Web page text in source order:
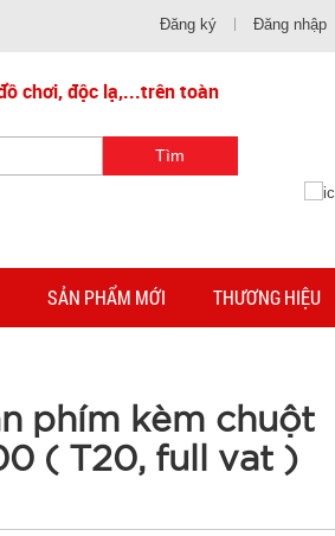
Đăng ký Đăng nhập
chơi, độc lạ,...trên toàn
SẢN PHẨM MỚI THƯƠNG HIỆU
phím kèm chuột
( T20, full vat )